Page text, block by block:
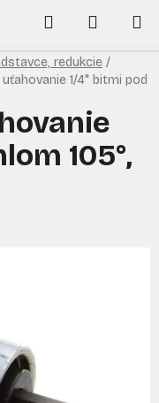
Hľadať
KOŠÍK
redukcie /
1/4" bitmi pod
105°,